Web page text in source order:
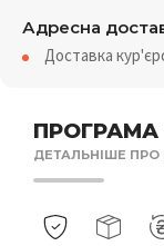
ПРОГРАМА
ДЕТАЛЬНІШЕ ПРО
Адресна
Доставка